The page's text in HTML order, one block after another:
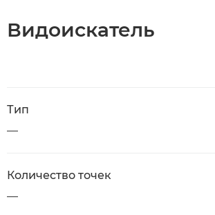
Видоискатель
Тип
—
Количество точек
—